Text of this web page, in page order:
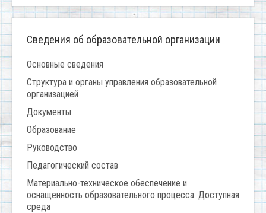
Сведения об образовательной организации
Основные сведения
Структура и органы управления образовательной
организацией
Документы
Образование
Руководство
Педагогический состав
Материально-техническое обеспечение и
оснащенность образовательного процесса. Доступная
среда